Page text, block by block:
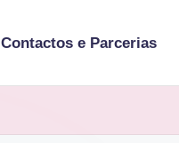
Contactos e Parcerias